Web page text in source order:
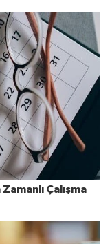
Çalışma